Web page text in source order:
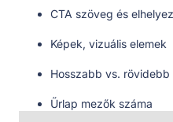
CTA szöveg és
Képek, vizuális elemek
Hosszabb vs. rövidebb
Űrlap mezők száma